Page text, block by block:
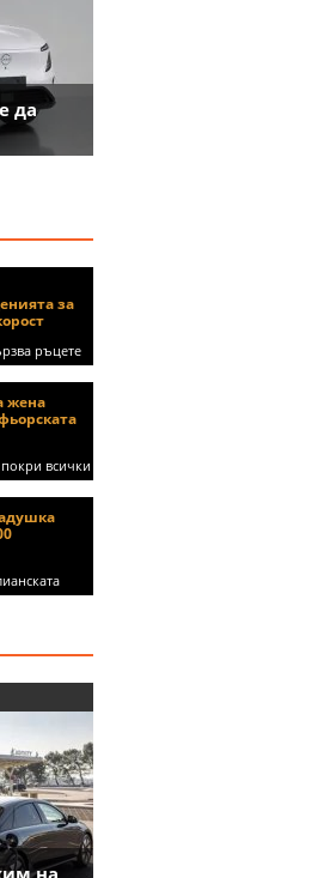
да
за
ръцете
за
Waze и
жена
всички
за
на 5
на